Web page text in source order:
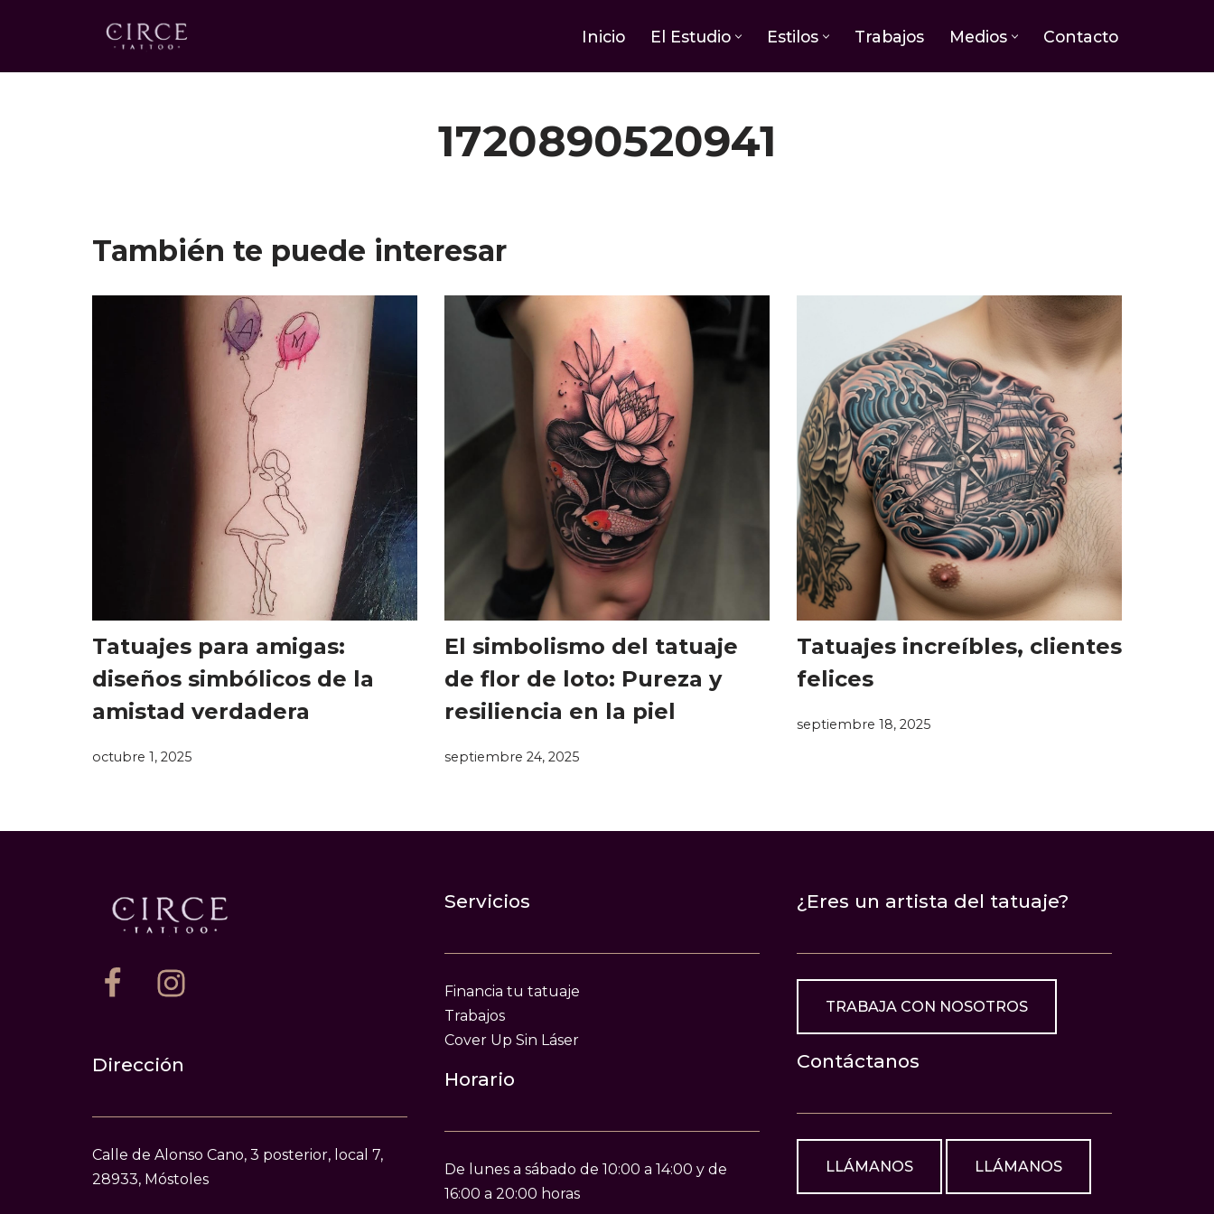
al
Inicio El Estudio Estilos Trabajos Medios Contacto
1720890520941
También te puede interesar
Tatuajes para amigas:
diseños simbólicos de la
amistad verdadera
octubre 1, 2025
El simbolismo del tatuaje
de flor de loto: Pureza y
resiliencia en la piel
septiembre 24, 2025
Tatuajes increíbles, clientes
felices
septiembre 18, 2025
Dirección
Calle de Alonso Cano, 3 posterior, local 7,
28933, Móstoles
Servicios
Financia tu tatuaje
Trabajos
Cover Up Sin Láser
Horario
De lunes a sábado de 10:00 a 14:00 y de
16:00 a 20:00 horas
¿Eres un artista del tatuaje?
TRABAJA CON NOSOTROS
Contáctanos
LLÁMANOS LLÁMANOS